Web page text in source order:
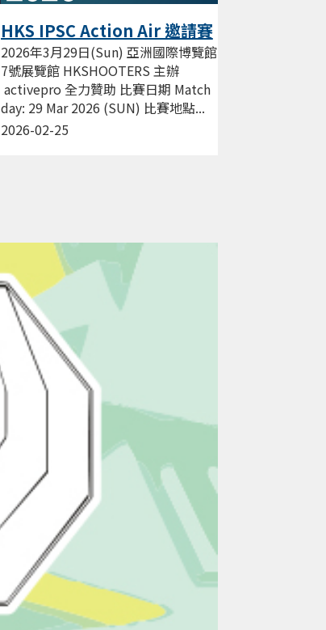
HKS IPSC Action Air 邀請賽
Mar 2026
2026-02-25
2026年3月29日(Sun) 亞洲國際博覽館
7號展覽館 HKSHOOTERS 主辦
activepro 全力贊助 比賽日期 Match
day: 29 Mar 2026 (SUN) 比賽地點...